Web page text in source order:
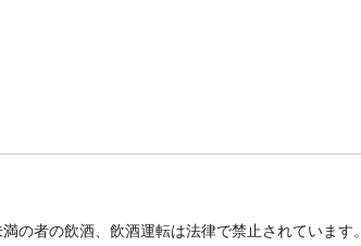
の者の飲酒、飲酒運転は法律で禁止されています。